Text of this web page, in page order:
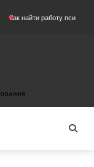
Как найти работу психологу